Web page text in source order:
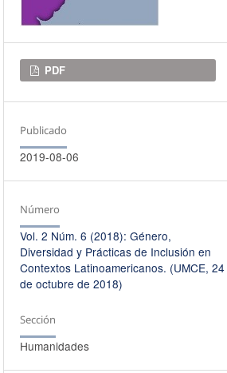
Descargas
PDF
Publicado
2019-08-06
Número
Vol. 2 Núm. 6 (2018): Género,
Diversidad y Prácticas de Inclusión en
Contextos Latinoamericanos. (UMCE, 24
de octubre de 2018)
Sección
Humanidades